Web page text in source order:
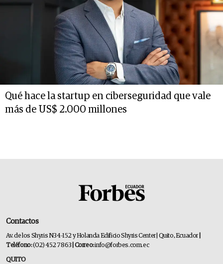
Qué hace la startup en ciberseguridad que vale
más de US$ 2.000 millones
Contactos
Av. de los Shyris N34-152 y Holanda Edificio Shyris Center | Quito, Ecuador
Teléfono:(02) 452 7863 | Correo:info@forbes.com.ec
QUITO